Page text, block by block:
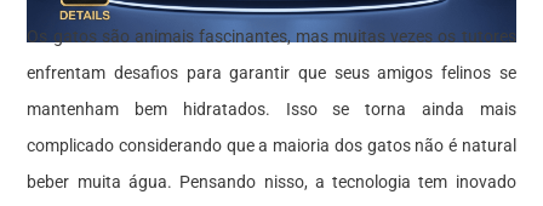
Os gatos são animais fascinantes, mas muitas vezes os tutores
enfrentam desafios para garantir que seus amigos felinos se
mantenham bem hidratados. Isso se torna ainda mais
complicado considerando que a maioria dos gatos não é natural
beber muita água. Pensando nisso, a tecnologia tem inovado